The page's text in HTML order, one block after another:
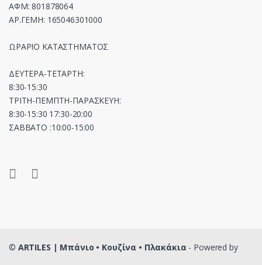
ΑΦΜ: 801878064
ΑΡ.ΓΕΜΗ: 165046301000
ΩΡΑΡΙΟ ΚΑΤΑΣΤΗΜΑΤΟΣ
ΔΕΥΤΕΡΑ-ΤΕΤΑΡΤΗ:
8:30-15:30
ΤΡΙΤΗ-ΠΕΜΠΤΗ-ΠΑΡΑΣΚΕΥΗ:
8:30-15:30 17:30-20:00
ΣΑΒΒΑΤΟ :10:00-15:00
© ARTILES | Μπάνιο • Κουζίνα • Πλακάκια - Powered by